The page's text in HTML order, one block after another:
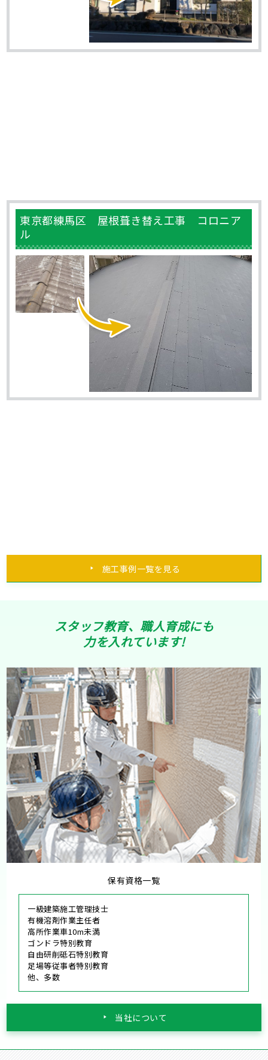
東京都練馬区 屋根葺き替え工事 コロニア
ル
施工事例一覧を見る
スタッフ教育、職人育成にも
力を入れています!
保有資格一覧
一級建築施工管理技士
有機溶剤作業主任者
高所作業車10m未満
ゴンドラ特別教育
自由研削砥石特別教育
足場等従事者特別教育
他、多数
当社について